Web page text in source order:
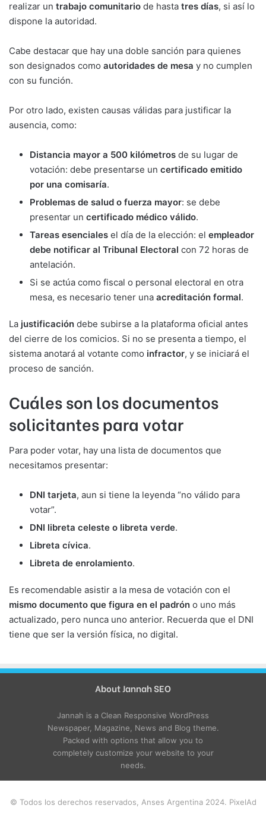
realizar un trabajo comunitario de hasta tres días, si así lo
dispone la autoridad.
Cabe destacar que hay una doble sanción para quienes
son designados como autoridades de mesa y no cumplen
con su función.
Por otro lado, existen causas válidas para justificar la
ausencia, como:
Distancia mayor a 500 kilómetros de su lugar de
votación: debe presentarse un certificado emitido
por una comisaría.
Problemas de salud o fuerza mayor: se debe
presentar un certificado médico válido.
Tareas esenciales el día de la elección: el empleador
debe notificar al Tribunal Electoral con 72 horas de
antelación.
Si se actúa como fiscal o personal electoral en otra
mesa, es necesario tener una acreditación formal.
La justificación debe subirse a la plataforma oficial antes
del cierre de los comicios. Si no se presenta a tiempo, el
sistema anotará al votante como infractor, y se iniciará el
proceso de sanción.
Cuáles son los documentos
solicitantes para votar
Para poder votar, hay una lista de documentos que
necesitamos presentar:
DNI tarjeta, aun si tiene la leyenda “no válido para
votar”.
DNI libreta celeste o libreta verde.
Libreta cívica.
Libreta de enrolamiento.
Es recomendable asistir a la mesa de votación con el
mismo documento que figura en el padrón o uno más
actualizado, pero nunca uno anterior. Recuerda que el DNI
tiene que ser la versión física, no digital.
About Jannah SEO
Jannah is a Clean Responsive WordPress
Newspaper, Magazine, News and Blog theme.
Packed with options that allow you to
completely customize your website to your
needs.
© Todos los derechos reservados, Anses Argentina 2024. PixelAd